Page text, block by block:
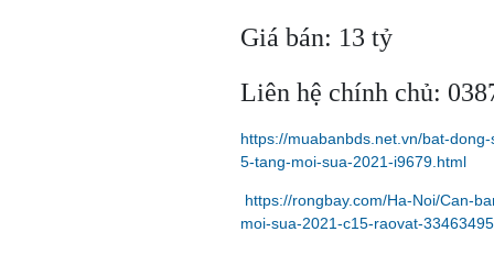
Giá bán: 13 tỷ
Liên hệ chính chủ:
https://muabanbds.net.vn/bat-
5-tang-moi-sua-2021-i9679.html
https://rongbay.com/Ha-Noi/Can-
moi-sua-2021-c15-raovat-